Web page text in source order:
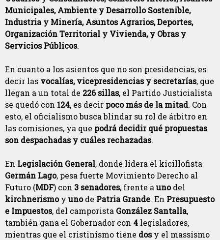
Municipales, Ambiente y Desarrollo Sostenible,
Industria y Minería, Asuntos Agrarios, Deportes,
Organización Territorial y Vivienda, y Obras y
Servicios Públicos.
En cuanto a los asientos que no son presidencias, es
decir las vocalías, vicepresidencias y secretarías, que
llegan a un total de 226 sillas, el Partido Justicialista
se quedó con 124, es decir poco más de la mitad. Con
esto, el oficialismo busca blindar su rol de árbitro en
las comisiones, ya que podrá decidir qué propuestas
son despachadas y cuáles rechazadas.
En Legislación General, donde lidera el kicillofista
Germán Lago, pesa fuerte Movimiento Derecho al
Futuro (MDF) con 3 senadores, frente a unodel
kirchnerismoy unode Patria Grande. En Presupuesto
e Impuestos, del camporista González Santalla,
también gana el Gobernador con 4 legisladores,
mientras que el cristinismo tiene dosy el massismo